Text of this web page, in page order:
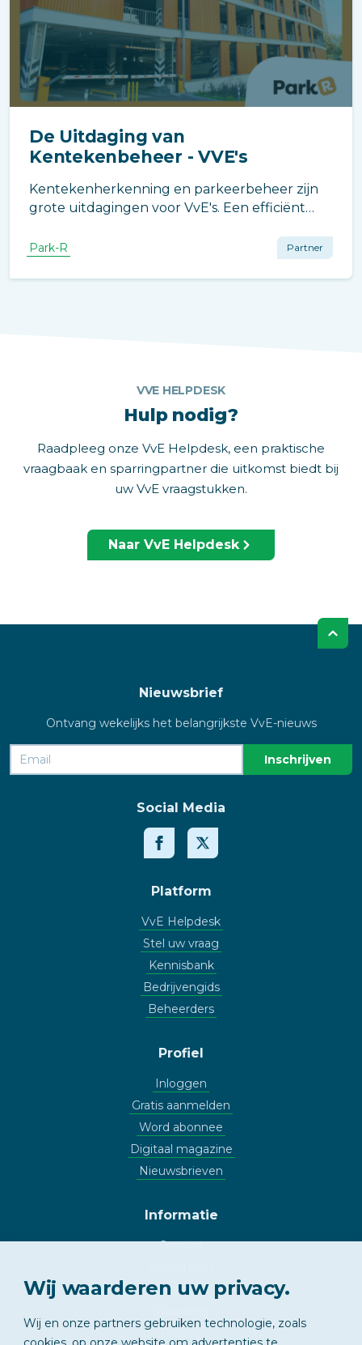
De Uitdaging van
Kentekenbeheer - VVE's
Kentekenherkenning en parkeerbeheer zijn
grote uitdagingen voor VvE's. Een efficiënt
administratieve lasten, verbetert
gastenbeheer, door real-time informatie en
Park-R Partner
VVE HELPDESK
Hulp nodig?
Raadpleeg onze VvE Helpdesk, een praktische
vraagbaak en sparringpartner die uitkomst biedt bij
uw VvE vraagstukken.
Naar VvE Helpdesk
Nieuwsbrief
Ontvang wekelijks het belangrijkste VvE-nieuws
Social Media
Platform
VvE Helpdesk
Stel uw vraag
Kennisbank
Bedrijvengids
Beheerders
Profiel
Inloggen
Gratis aanmelden
Word abonnee
Digitaal magazine
Nieuwsbrieven
Informatie
Contact
Copyright
Wij waarderen uw privacy.
Wij en onze partners gebruiken technologie, zoals